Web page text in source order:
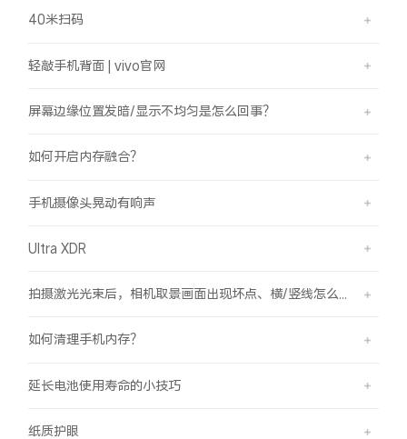
40米扫码
轻敲手机背面 | vivo官网
屏幕边缘位置发暗/显示不均匀是怎么回事？
如何开启内存融合？
手机摄像头晃动有响声
Ultra XDR
如何清理手机内存？
延长电池使用寿命的小技巧
纸质护眼